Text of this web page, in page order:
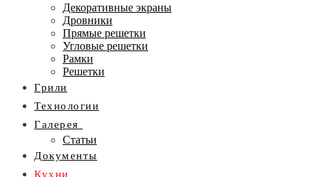
Декоративные экраны
Дровники
Прямые решетки
Угловые решетки
Рамки
Решетки
Грили
Технологии
Галерея
Статьи
Документы
Кухни